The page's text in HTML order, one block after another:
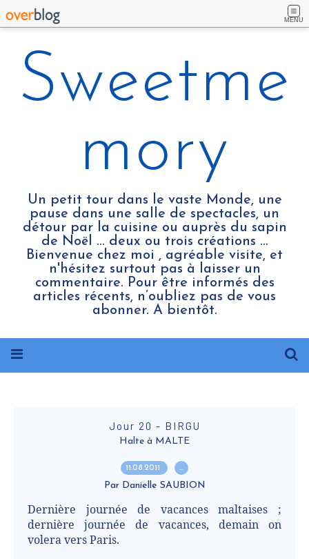
MENU
Sweetme
mory
Un petit tour dans le vaste Monde, une
pause dans une salle de spectacles, un
détour par la cuisine ou auprès du sapin
de Noël ... deux ou trois créations …
Bienvenue chez moi , agréable visite, et
n'hésitez surtout pas à laisser un
commentaire. Pour être informés des
articles récents, n’oubliez pas de vous
abonner. A bientôt.
Jour 20 - BIRGU
Halte à MALTE
11.08.2011 …
Par Danielle SAUBION
Dernière journée de vacances maltaises ;
dernière journée de vacances, demain on
volera vers Paris.